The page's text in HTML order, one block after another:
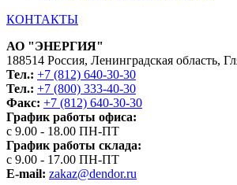
КОНТАКТЫ
АО "ЭНЕРГИЯ"
188514 Россия, Ленинградская область,
Тел.: +7 (812) 640-30-30
Тел.: +7 (800) 333-40-30
Факс: +7 (812) 640-30-30
График работы офиса:
с 9.00 - 18.00 ПН-ПТ
График работы склада:
с 9.00 - 17.00 ПН-ПТ
E-mail: zakaz@dendor.ru